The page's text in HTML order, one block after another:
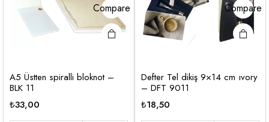
Compare
A5 Üstten spiralli bloknot –
BLK 11
₺33,00
Compare
Defter Tel dikiş 9×14 cm ıvory
– DFT 9011
₺18,50